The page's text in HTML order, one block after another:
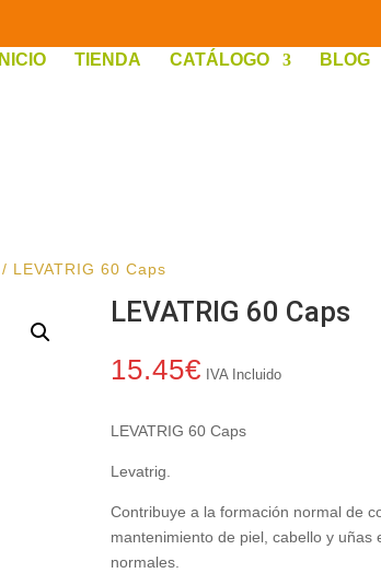
INICIO TIENDA CATÁLOGO BLOG
/ LEVATRIG 60 Caps
LEVATRIG 60 Caps
15.45€ IVA Incluido
LEVATRIG 60 Caps
Levatrig.
Contribuye a la formación normal de
mantenimiento de piel, cabello y uñas
normales.